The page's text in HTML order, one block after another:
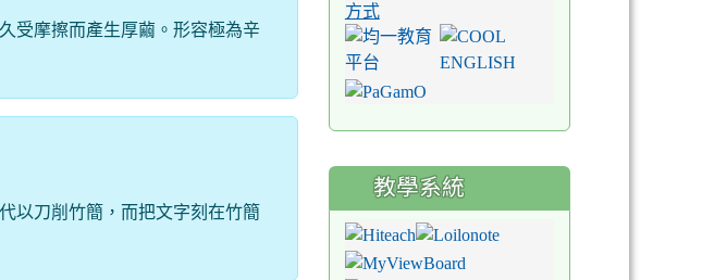
受摩擦而產生厚繭。形容極為辛
以刀削竹簡，而把文字刻在竹簡
方式
教學系統